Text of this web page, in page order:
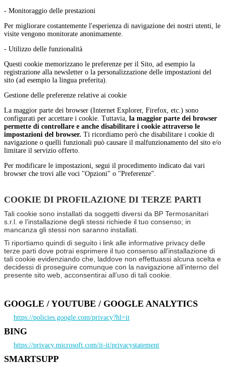
- Monitoraggio delle prestazioni
Per migliorare costantemente l'esperienza di navigazione dei nostri utenti, le
visite vengono monitorate anonimamente.
- Utilizzo delle funzionalità
Questi cookie memorizzano le preferenze per il Sito, ad esempio la
registrazione alla newsletter o la personalizzazione delle impostazioni del
sito (ad esempio la lingua preferita).
Gestione delle preferenze relative ai cookie
La maggior parte dei browser (Internet Explorer, Firefox, etc.) sono
configurati per accettare i cookie. Tuttavia, la maggior parte dei browser
permette di controllare e anche disabilitare i cookie attraverso le
impostazioni del browser. Ti ricordiamo però che disabilitare i cookie di
navigazione o quelli funzionali può causare il malfunzionamento del sito e/o
limitare il servizio offerto.
Per modificare le impostazioni, segui il procedimento indicato dai vari
browser che trovi alle voci "Opzioni" o "Preferenze".
COOKIE DI PROFILAZIONE DI TERZE PARTI
Tali cookie sono installati da soggetti diversi da BP Termosanitari
s.r.l. e l’installazione degli stessi richiede il tuo consenso; in
mancanza gli stessi non saranno installati.
Ti riportiamo quindi di seguito i link alle informative privacy delle
terze parti dove potrai esprimere il tuo consenso all’installazione di
tali cookie evidenziando che, laddove non effettuassi alcuna scelta e
decidessi di proseguire comunque con la navigazione all’interno del
presente sito web, acconsentirai all’uso di tali cookie.
GOOGLE / YOUTUBE / GOOGLE ANALYTICS
https://policies.google.com/privacy?hl=it
BING
https://privacy.microsoft.com/it-it/privacystatement
SMARTSUPP